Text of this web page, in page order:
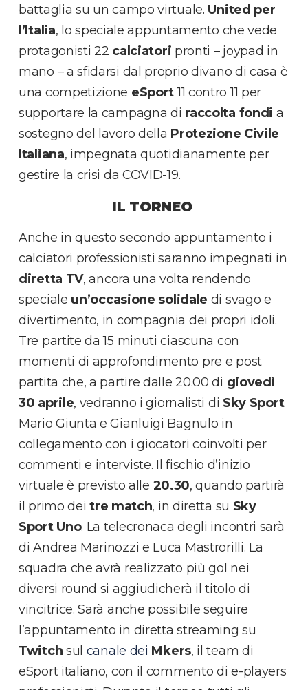
battaglia su un campo virtuale. United per
l’Italia, lo speciale appuntamento che vede
protagonisti 22 calciatori pronti – joypad in
mano – a sfidarsi dal proprio divano di casa è
una competizione eSport11 contro 11 per
supportare la campagna di raccolta fondi a
sostegno del lavoro della Protezione Civile
Italiana, impegnata quotidianamente per
gestire la crisi da COVID-19.
IL TORNEO
Anche in questo secondo appuntamento i
calciatori professionisti saranno impegnati in
diretta TV, ancora una volta rendendo
speciale un’occasione solidale di svago e
divertimento, in compagnia dei propri idoli.
Tre partite da 15 minuti ciascuna con
momenti di approfondimento pre e post
partita che, a partire dalle 20.00 di giovedì
30 aprile, vedranno i giornalisti di Sky Sport
Mario Giunta e Gianluigi Bagnulo in
collegamento con i giocatori coinvolti per
commenti e interviste. Il fischio d’inizio
virtuale è previsto alle 20.30, quando partirà
il primo deitre match, in diretta su Sky
Sport Uno. La telecronaca degli incontri sarà
di Andrea Marinozzi e Luca Mastrorilli. La
squadra che avrà realizzato più gol nei
diversi round si aggiudicherà il titolo di
vincitrice. Sarà anche possibile seguire
l’appuntamento in diretta streaming su
Twitch sul canale dei Mkers, il team di
eSport italiano, con il commento di e-players